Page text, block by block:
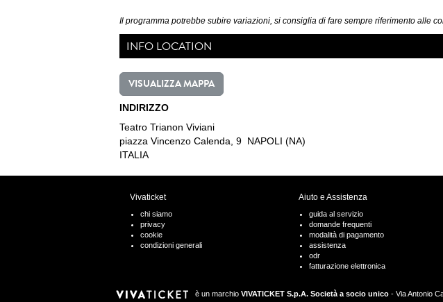
Il programma potrebbe subire variazioni, si consiglia di fare sempre riferimento alle
INFO LOCATION
VISUALIZZA MAPPA
INDIRIZZO
Teatro Trianon Viviani
piazza Vincenzo Calenda, 9 NAPOLI (NA)
ITALIA
Vivaticket
chi siamo
privacy
cookie
condizioni generali
Aiuto e Assistenza
guida al servizio
domande frequenti
modalità di pagamento
assistenza
odr
fatturazione elettronica
è un marchio VIVATICKET S.p.A. Società a socio unico- Via Antonio